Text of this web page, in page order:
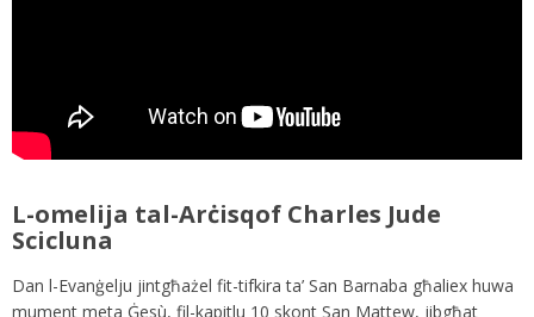
L-omelija tal-Arċisqof Charles Jude
Scicluna
Dan l-Evanġelju jintgħażel fit-tifkira ta’ San Barnaba għaliex huwa
mument meta Ġesù, fil-kapitlu 10 skont San Mattew, jibgħat